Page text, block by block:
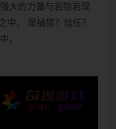
大的力量与若隐若现
中。 是捕猎？信任？
。